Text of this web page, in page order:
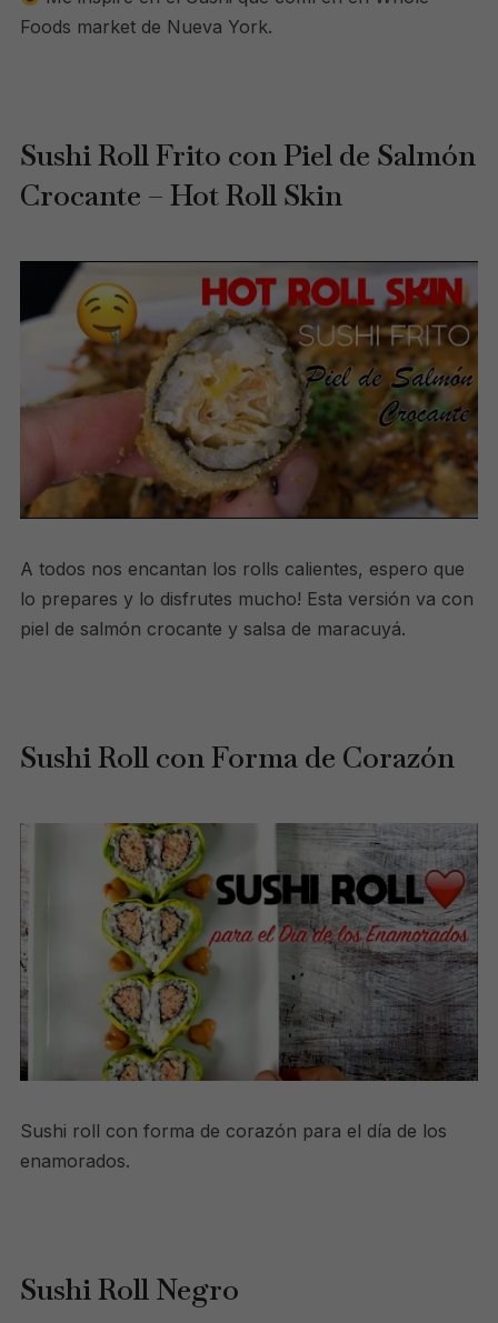
Foods market de Nueva York.
Sushi Roll Frito con Piel de Salmón
Crocante – Hot Roll Skin
A todos nos encantan los rolls calientes, espero que
lo prepares y lo disfrutes mucho! Esta versión va con
piel de salmón crocante y salsa de maracuyá.
Sushi Roll con Forma de Corazón
Sushi roll con forma de corazón para el día de los
enamorados.
Sushi Roll Negro